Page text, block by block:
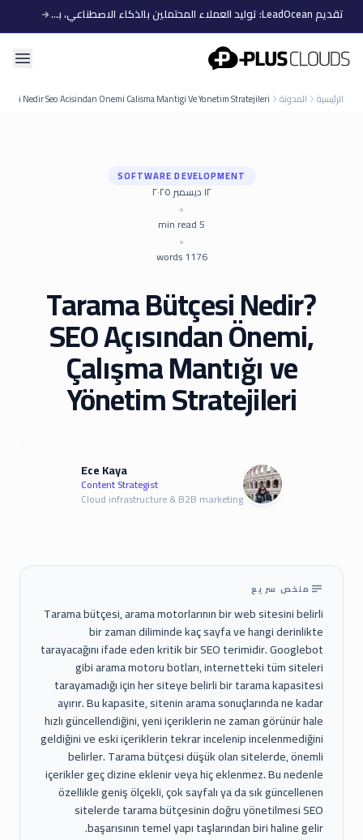
تقديم LeadOcean: توليد العملاء المحتملين بالذكاء الاصطناعي، بيانات منتقاة، توسع سهل
PlusClouds
الرئيسية المدونة Nedir Seo Acisindan Onemi Calisma Mantigi Ve Yonetim Stratejileri
SOFTWARE DEVELOPMENT
١٢ ديسمبر ٢٠٢٥
•
5
•
1176
words
Tarama Bütçesi Nedir?
SEO Açısından Önemi,
Çalışma Mantığı ve
Yönetim Stratejileri
Ece Kaya
Content Strategist
Cloud infrastructure & B2B marketing
ملخص سريع
Tarama bütçesi, arama motorlarının bir web sitesini belirli
bir zaman diliminde kaç sayfa ve hangi derinlikte
tarayacağını ifade eden kritik bir SEO terimidir. Googlebot
gibi arama motoru botları, internetteki tüm siteleri
tarayamadığı için her siteye belirli bir tarama kapasitesi
ayırır. Bu kapasite, sitenin arama sonuçlarında ne kadar
hızlı güncellendiğini, yeni içeriklerin ne zaman görünür hale
geldiğini ve eski içeriklerin tekrar incelenip incelenmediğini
belirler. Tarama bütçesi düşük olan sitelerde, önemli
içerikler geç dizine eklenir veya hiç eklenmez. Bu nedenle
özellikle geniş ölçekli, çok sayfalı ya da sık güncellenen
sitelerde tarama bütçesinin doğru yönetilmesi SEO
başarısının temel yapı taşlarından biri haline gelir.